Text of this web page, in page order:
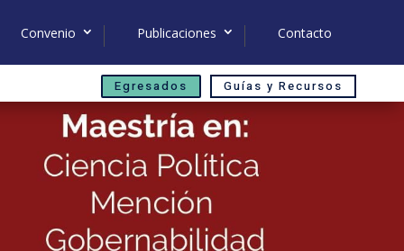
Convenio Publicaciones Contacto
Egresados Guías y Recursos